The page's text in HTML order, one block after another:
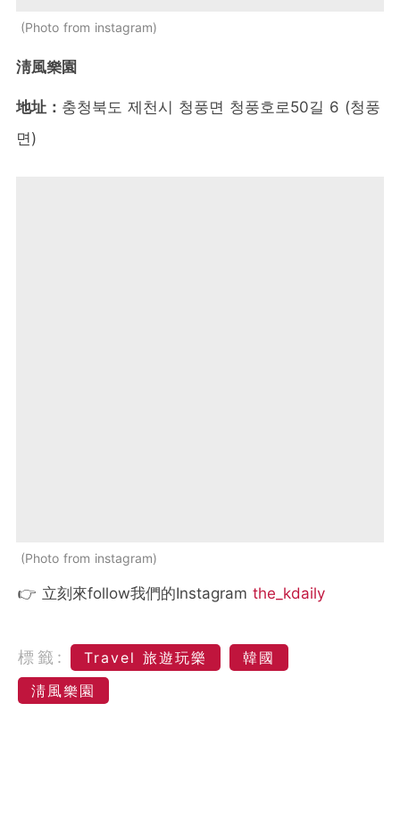
Photo from instagram
淸風樂園
地址： 충청북도 제천시 청풍면 청풍호로50길 6 (청풍
면)
Photo from instagram
👉 立刻來follow我們的Instagram the_kdaily
標籤: Travel 旅遊玩樂
韓國
淸風樂園